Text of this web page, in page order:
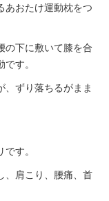
あおたけ運動枕をつ
の下に敷いて膝を合
す。
ずり落ちるがまま
す。
、肩こり、腰痛、首